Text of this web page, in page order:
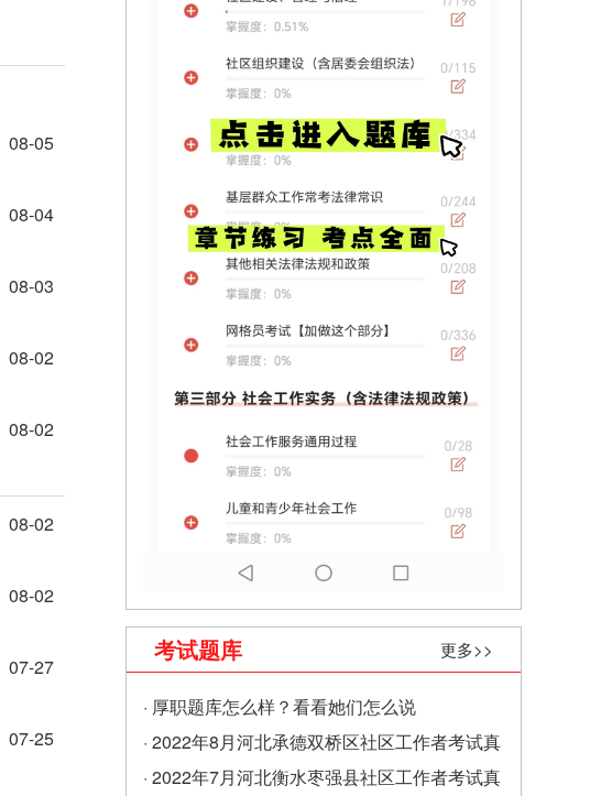
08-05
08-04
08-03
08-02
08-02
08-02
08-02
07-27
07-25
考试题库 更多>>
· 厚职题库怎么样？看看她们怎么说
· 2022年8月河北承德双桥区社区工作者考试真
题及答案（精选）
· 2022年7月河北衡水枣强县社区工作者考试真